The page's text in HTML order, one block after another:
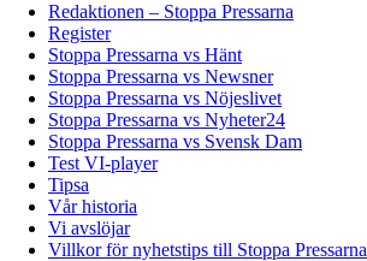
Redaktionen – Stoppa Pressarna
Register
Stoppa Pressarna vs Hänt
Stoppa Pressarna vs Newsner
Stoppa Pressarna vs Nöjeslivet
Stoppa Pressarna vs Nyheter24
Stoppa Pressarna vs Svensk Dam
Test VI-player
Tipsa
Vår historia
Vi avslöjar
Villkor för nyhetstips till Stoppa Pressarna